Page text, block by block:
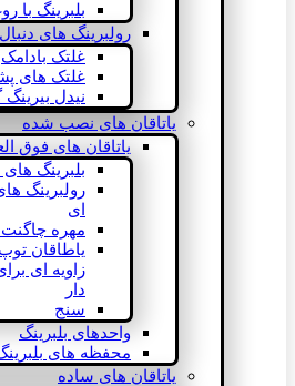
بلبرینگ با
رولبرینگ های
غلتک بادامک
غلتک های
نیدل
یاتاقان های نصب شده
یاتاقان های فوق
بلبرینگ
رولبرینگ
ای
مهره
یاطاقان
زاویه ای
دار
سنج
واحدهای بلبرینگ
محفظه های
یاتاقان های ساده